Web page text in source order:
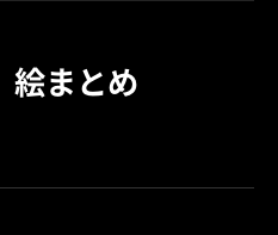
絵まとめ